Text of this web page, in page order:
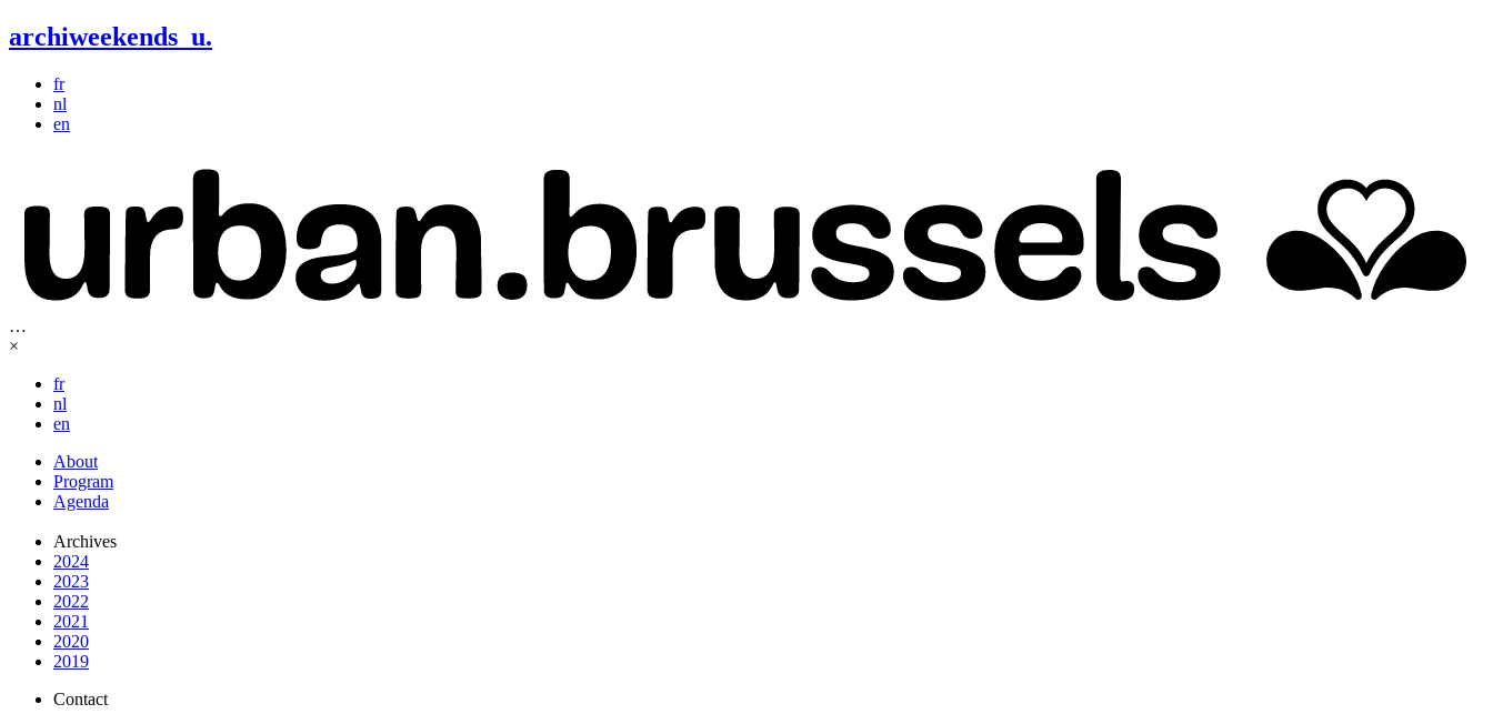
archiweekends u.
fr
nl
en
…
×
fr
nl
en
About
Program
Agenda
Archives
2024
2023
2022
2021
2020
2019
Contact